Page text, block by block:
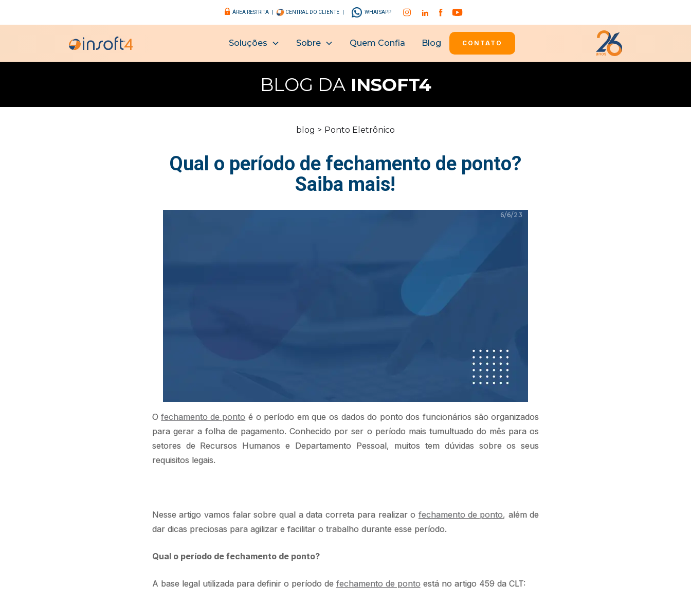
ÁREA RESTRITA | CENTRAL DO CLIENTE | WHATSAPP
Soluções Sobre Quem Confia Blog CONTATO
BLOG DAINSOFT4
blog > Ponto Eletrônico
Qual o período de fechamento de ponto?
Saiba mais!
6/6/23
Ofechamento de ponto é o período em que os dados do ponto dos funcionários são organizados
para gerar a folha de pagamento. Conhecido por ser o período mais tumultuado do mês para os
setores de Recursos Humanos e Departamento Pessoal, muitos tem dúvidas sobre os seus
requisitos legais.
Nesse artigo vamos falar sobre qual a data correta para realizar o fechamento de ponto, além de
dar dicas preciosas para agilizar e facilitar o trabalho durante esse período.
Qual o período de fechamento de ponto?
A base legal utilizada para definir o período de fechamento de pontoestá no artigo 459 da CLT: